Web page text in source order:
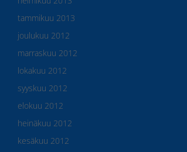
tammikuu 2013
joulukuu 2012
marraskuu 2012
lokakuu 2012
syyskuu 2012
elokuu 2012
heinäkuu 2012
kesäkuu 2012